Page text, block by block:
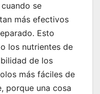
se
más efectivos
. Esto
los nutrientes de
de los
más fáciles de
porque una cosa